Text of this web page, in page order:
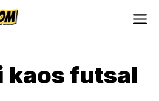
kaos futsal